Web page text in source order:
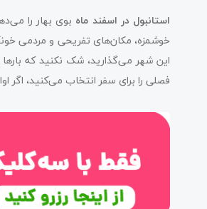
استانبول در اسفند ماه بوی بهار را
خوشمزه، مکان‌های تفریحی و مردمی
این شهر می‌گذارید، شک نکنید که
فصلی را برای سفر انتخاب می‌کنید، اگر